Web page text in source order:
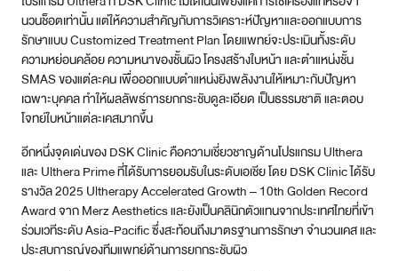
นวนช็อตเท่านั้น แต่ให้ความสำคัญกับการวิเคราะห์ปัญหาและออกแบบการ
รักษาแบบ Customized Treatment Plan โดยแพทย์จะประเมินทั้งระดับ
ความหย่อนคล้อย ความหนาของชั้นผิว โครงสร้างใบหน้า และตำแหน่งชั้น
SMAS ของแต่ละคน เพื่อออกแบบตำแหน่งยิงพลังงานให้เหมาะกับปัญหา
เฉพาะบุคคล ทำให้ผลลัพธ์การยกกระชับดูละเอียด เป็นธรรมชาติ และตอบ
โจทย์ใบหน้าแต่ละเคสมากขึ้น
อีกหนึ่งจุดเด่นของ DSK Clinic คือความเชี่ยวชาญด้านโปรแกรม Ulthera
และ Ulthera Prime ที่ได้รับการยอมรับในระดับเอเชีย โดย DSK Clinic ได้รับ
รางวัล 2025 Ultherapy Accelerated Growth – 10th Golden Record
Award จาก Merz Aesthetics และยังเป็นคลินิกตัวแทนจากประเทศไทยที่เข้า
ร่วมเวทีระดับ Asia-Pacific ซึ่งสะท้อนถึงมาตรฐานการรักษา จำนวนเคส และ
ประสบการณ์ของทีมแพทย์ด้านการยกกระชับผิว